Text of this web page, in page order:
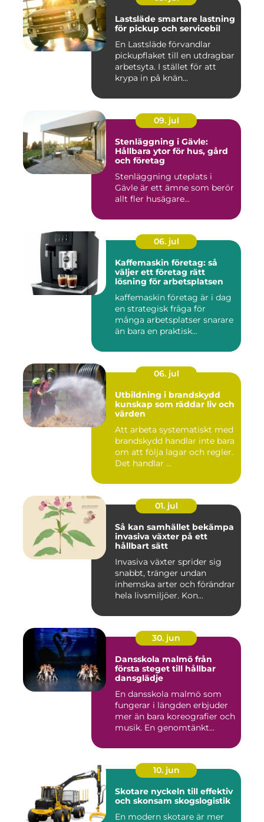
Lastsläde smartare lastning
för pickup och servicebil
En Lastsläde förvandlar
pickupflaket till en utdragbar
arbetsyta. I stället för att
krypa in på knän...
09. jul
Stenläggning i Gävle:
Hållbara ytor för hus, gård
och företag
Stenläggning uteplats i
Gävle är ett ämne som berör
allt fler husägare...
06. jul
Kaffemaskin företag: så
väljer ett företag rätt
lösning för arbetsplatsen
kaffemaskin företag är i dag
en strategisk fråga för
många arbetsplatser snarare
än bara en praktisk...
06. jul
Utbildning i brandskydd
kunskap som räddar liv och
värden
Att arbeta systematiskt med
brandskydd handlar inte bara
om att följa lagar och regler.
Det handlar ...
01. jul
Så kan samhället bekämpa
invasiva växter på ett
hållbart sätt
Invasiva växter sprider sig
snabbt, tränger undan
inhemska arter och förändrar
hela livsmiljöer. Kon...
30. jun
Dansskola malmö från
första steget till hållbar
dansglädje
En dansskola malmö som
fungerar i längden erbjuder
mer än bara koreografier och
musik. En genomtänkt...
10. jun
Skotare nyckeln till effektiv
och skonsam skogslogistik
En modern skotare är mer